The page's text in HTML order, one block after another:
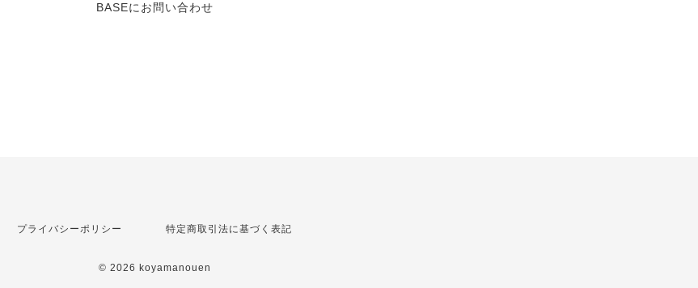
BASEにお問い合わせ
プライバシーポリシー 特定商取引法に基づく表記
© 2026 koyamanouen